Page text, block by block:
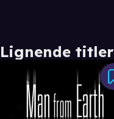
Lignende titler